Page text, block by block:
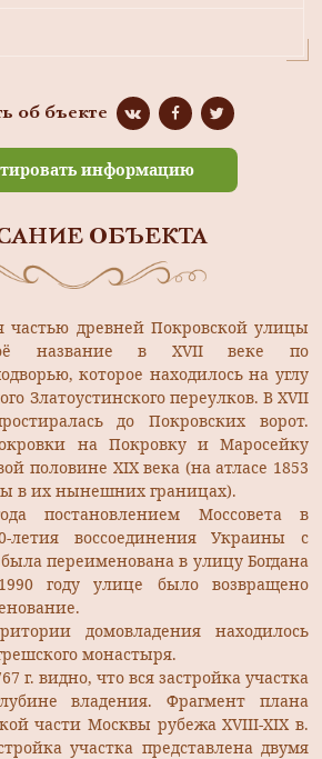
об бъекте
информацию
ОБЪЕКТА
частью древней Покровской улицы
название в XVII веке по
которое находилось на углу
Златоустинского переулков. В XVII
до Покровских ворот.
на Покровку и Маросейку
половине XIX века (на атласе 1853
в их нынешних границах).
постановлением Моссовета в
летия воссоединения Украины с
переименована в улицу Богдана
году улице было возвращено
домовладения находилось
монастыря.
г. видно, что вся застройка участка
владения. Фрагмент плана
части Москвы рубежа XVIII-XIX в.
участка представлена двумя